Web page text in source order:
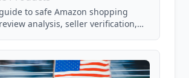
to safe Amazon shopping
analysis, seller verification,
techniques.